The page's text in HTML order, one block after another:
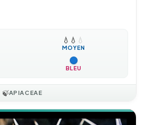
💧 💧 💧
MOYEN
BLEU
🍃APIACEAE